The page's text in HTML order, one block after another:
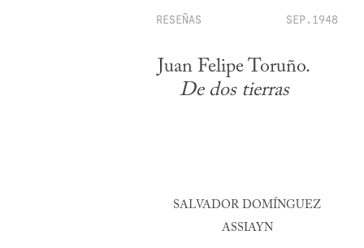
RESEÑAS SEP.1948
Juan Felipe Toruño.
De dos tierras
SALVADOR DOMÍNGUEZ
ASSIAYN